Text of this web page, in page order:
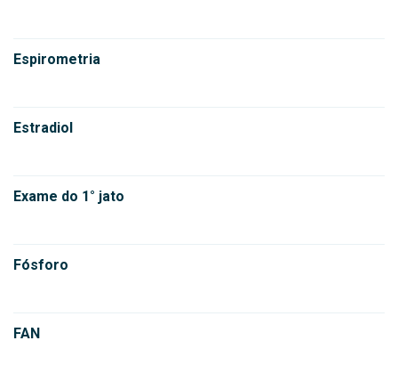
Espirometria
Estradiol
Exame do 1° jato
Fósforo
FAN